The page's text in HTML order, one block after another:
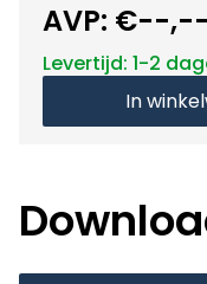
AVP: €--,--
Levertijd: 1-2
In